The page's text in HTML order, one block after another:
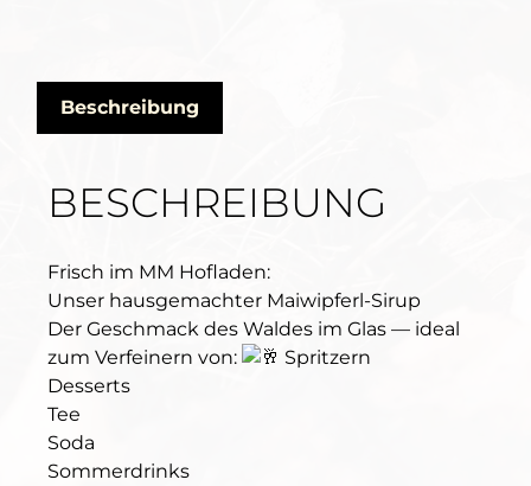
Beschreibung
BESCHREIBUNG
Frisch im MM Hofladen:
Unser hausgemachter Maiwipferl-Sirup
Der Geschmack des Waldes im Glas — ideal
zum Verfeinern von:
Spritzern
Desserts
Tee
Soda
Sommerdrinks